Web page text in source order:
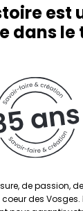
est
dans le
de passion, de
des Vosges.